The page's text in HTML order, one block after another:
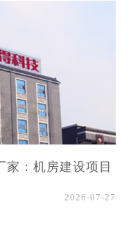
：机房建设项目
2026-07-27